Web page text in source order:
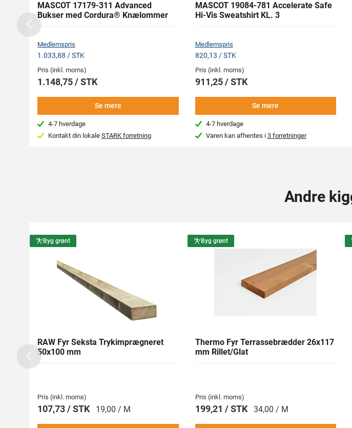
MASCOT 17179-311 Advanced
Bukser med Cordura® Knælommer
Medlemspris
1.033,88 / STK
Pris (inkl. moms)
1.148,75 / STK
Se mere
4-7 hverdage
Kontakt din lokale STARK forretning
MASCOT 19084-781 Accelerate Safe
Hi-Vis Sweatshirt KL. 3
Medlemspris
820,13 / STK
Pris (inkl. moms)
911,25 / STK
Se mere
4-7 hverdage
Varen kan afhentes i 3 forretninger
Previous
Andre
Byg grønt
RAW Fyr Seksta Trykimprægneret
50x100 mm
Pris (inkl. moms)
107,73 / STK 19,00 / M
Byg grønt
Thermo Fyr Terrassebrædder 26x117
mm Rillet/Glat
Pris (inkl. moms)
199,21 / STK 34,00 / M
Previous